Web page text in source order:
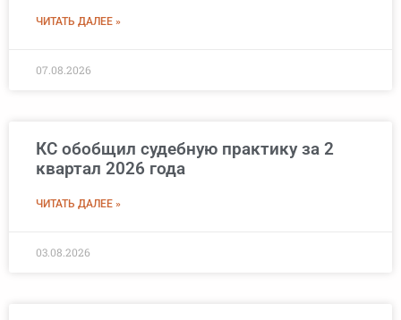
ЧИТАТЬ ДАЛЕЕ »
07.08.2026
КС обобщил судебную практику за 2
квартал 2026 года
ЧИТАТЬ ДАЛЕЕ »
03.08.2026